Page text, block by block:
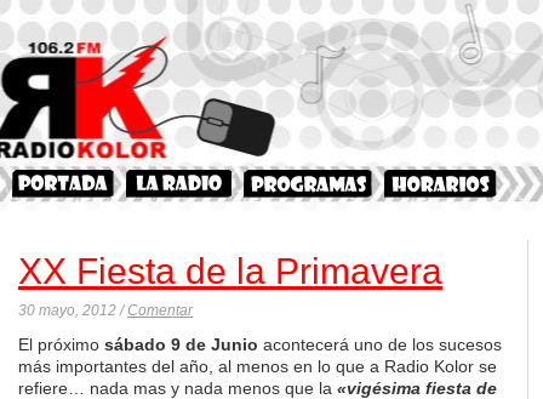
XX Fiesta de la Primavera
30 mayo, 2012 /Comentar
El próximo sábado 9 de Junio acontecerá uno de los sucesos
más importantes del año, al menos en lo que a Radio Kolor se
refiere… nada mas y nada menos que la «vigésima fiesta de